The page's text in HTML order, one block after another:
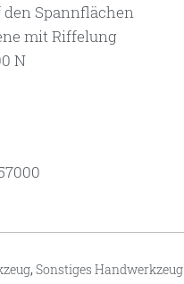
Spannflächen
mit Riffelung
N
,Sonstiges Handwerkzeug